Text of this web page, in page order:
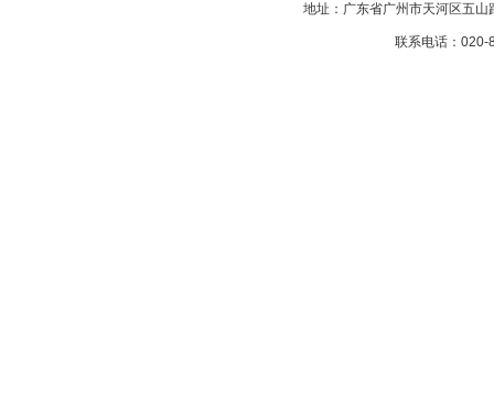
地址：广东省广州市天河区五
联系电话：020-